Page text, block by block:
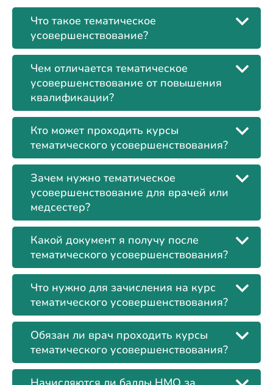
Что такое тематическое
усовершенствование?
Чем отличается тематическое
усовершенствование от повышения
квалификации?
Кто может проходить курсы
тематического усовершенствования?
Зачем нужно тематическое
усовершенствование для врачей или
медсестер?
Какой документ я получу после
тематического усовершенствования?
Что нужно для зачисления на курс
тематического усовершенствования?
Обязан ли врач проходить курсы
тематического усовершенствования?